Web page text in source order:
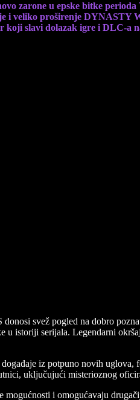
zarone u epske bitke
i veliko proširenje
koji slavi dolazak igre i DLC-a
svež pogled na dobro
u istoriji serijala. Legendarni
iz potpuno novih
uključujući misterioznog
i omogućavaju